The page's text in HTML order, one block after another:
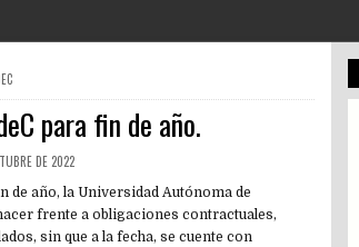
para fin de año.
DE 2022
de año, la Universidad Autónoma de
frente a obligaciones contractuales,
sin que a la fecha, se cuente con